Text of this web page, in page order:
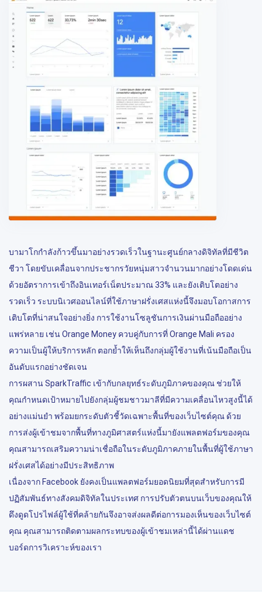
บามาโกกำลังก้าวขึ้นมาอย่างรวดเร็วในฐานะศูนย์กลางดิจิทัลที่มีชีวิต
ชีวา โดยขับเคลื่อนจากประชากรวัยหนุ่มสาวจำนวนมากอย่างโดดเด่น
ด้วยอัตราการเข้าถึงอินเทอร์เน็ตประมาณ 33% และยังเติบโตอย่าง
รวดเร็ว ระบบนิเวศออนไลน์ที่ใช้ภาษาฝรั่งเศสแห่งนี้จึงมอบโอกาสการ
เติบโตที่น่าสนใจอย่างยิ่ง การใช้งานโซลูชันการเงินผ่านมือถืออย่าง
แพร่หลาย เช่น Orange Money ควบคู่กับการที่ Orange Mali ครอง
ความเป็นผู้ให้บริการหลัก ตอกย้ำให้เห็นถึงกลุ่มผู้ใช้งานที่เน้นมือถือเป็น
อันดับแรกอย่างชัดเจน
การผสาน SparkTraffic เข้ากับกลยุทธ์ระดับภูมิภาคของคุณ ช่วยให้
คุณกำหนดเป้าหมายไปยังกลุ่มผู้ชมชาวมาลีที่มีความเคลื่อนไหวสูงนี้ได้
อย่างแม่นยำ พร้อมยกระดับตัวชี้วัดเฉพาะพื้นที่ของเว็บไซต์คุณ ด้วย
การส่งผู้เข้าชมจากพื้นที่ทางภูมิศาสตร์แห่งนี้มายังแพลตฟอร์มของคุณ
คุณสามารถเสริมความน่าเชื่อถือในระดับภูมิภาคภายในพื้นที่ผู้ใช้ภาษา
ฝรั่งเศสได้อย่างมีประสิทธิภาพ
เนื่องจาก Facebook ยังคงเป็นแพลตฟอร์มยอดนิยมที่สุดสำหรับการมี
ปฏิสัมพันธ์ทางสังคมดิจิทัลในประเทศ การปรับตัวตนบนเว็บของคุณให้
ดึงดูดโปรไฟล์ผู้ใช้ที่คล้ายกันจึงอาจส่งผลดีต่อการมองเห็นของเว็บไซต์
คุณ คุณสามารถติดตามผลกระทบของผู้เข้าชมเหล่านี้ได้ผ่านแดช
บอร์ดการวิเคราะห์ของเรา